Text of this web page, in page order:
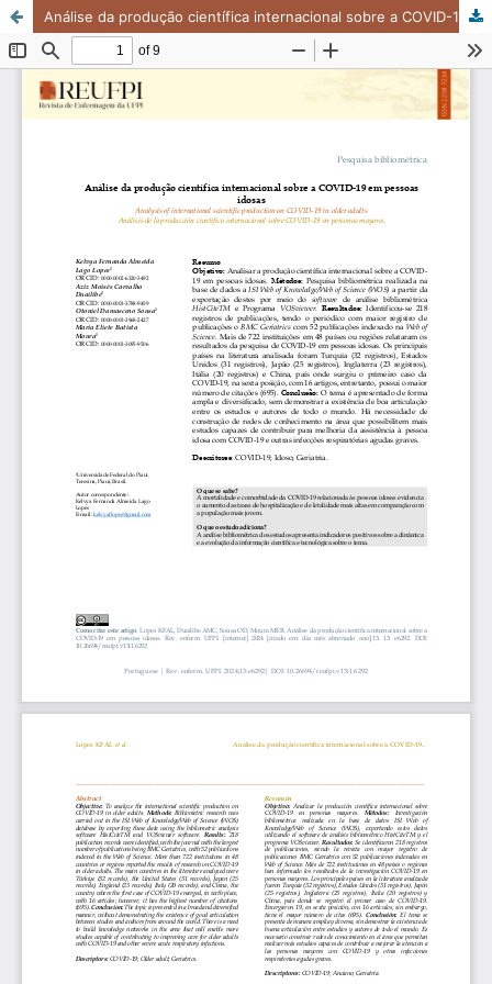
Análise da produção científica internacional sobre a COVID-19 em pessoas idosas